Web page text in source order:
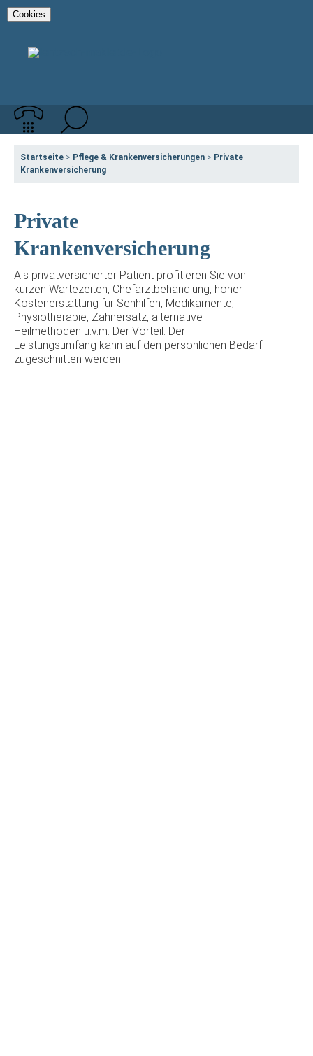
Startseite > Pflege & Krankenversicherungen > Private
Krankenversicherung
Private
Krankenversicherung
Als privatversicherter Patient profitieren Sie von
kurzen Wartezeiten, Chefarztbehandlung, hoher
Kostenerstattung für Sehhilfen, Medikamente,
Physiotherapie, Zahnersatz, alternative
Heilmethoden u.v.m. Der Vorteil: Der
Leistungsumfang kann auf den persönlichen Bedarf
zugeschnitten werden.
Cookies